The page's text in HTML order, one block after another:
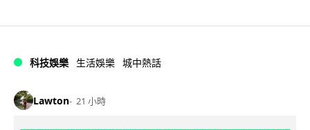
科技娛樂 生活娛樂 城中熱話
Lawton 21 小時